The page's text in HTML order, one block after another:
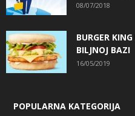
08/07/2018
BURGER
BILJNOJ BAZI
16/05/2019
POPULARNA KATEGORIJA